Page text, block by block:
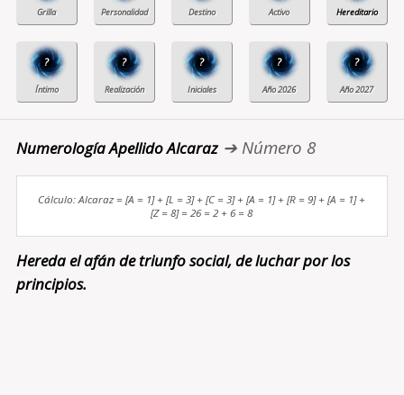
? ? ? ? ?
Numerología Apellido Alcaraz➔ Número 8
Cálculo: Alcaraz = [A = 1] + [L = 3] + [C = 3] + [A = 1] + [R = 9] + [A = 1] +
[Z = 8] = 26 = 2 + 6 = 8
Hereda el afán de triunfo social, de luchar por los
principios.